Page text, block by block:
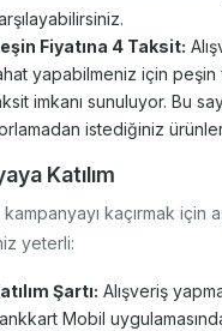
Fiyatına 4 Taksit:
yapabilmeniz için peşin
imkanı sunuluyor. Bu
istediğiniz
Katılım
kaçırmak için
yeterli:
Şartı: Alışveriş
Mobil